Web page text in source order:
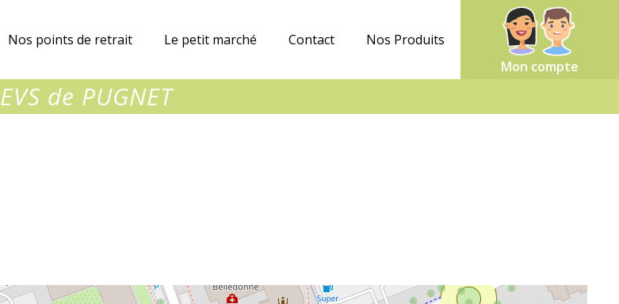
Nos points de retrait Le petit marché Contact
Nos Produits
Mon compte
EVS de PUGNET